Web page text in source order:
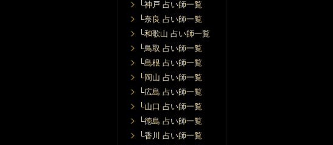
8/29 (土) 10:00〜22:00
【大阪 / アメリカ村店4階】
8/30 (日) 10:00〜22:00
【大阪 / アメリカ村店4階】
8/31 (月) 10:00〜22:00
【大阪 / アメリカ村店4階】
└神戸 占い師一覧
└奈良 占い師一覧
└和歌山 占い師一覧
└鳥取 占い師一覧
└島根 占い師一覧
└岡山 占い師一覧
└広島 占い師一覧
└山口 占い師一覧
└徳島 占い師一覧
└香川 占い師一覧